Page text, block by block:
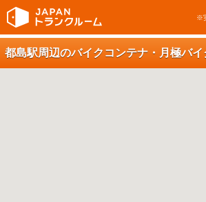
※
都島駅周辺のバイクコンテナ・月極バイ